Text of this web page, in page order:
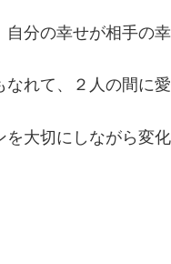
分の幸せが相手の
れて、２人の間に愛
大切にしながら変